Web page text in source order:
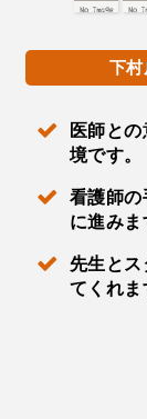
下村
医師と
境です。
看護師の
に進みま
先生と
てくれま